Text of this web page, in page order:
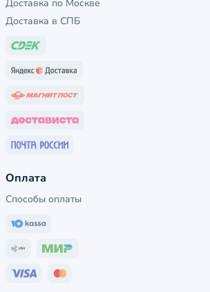
Доставка по Москве
Доставка в СПБ
Оплата
Способы оплаты